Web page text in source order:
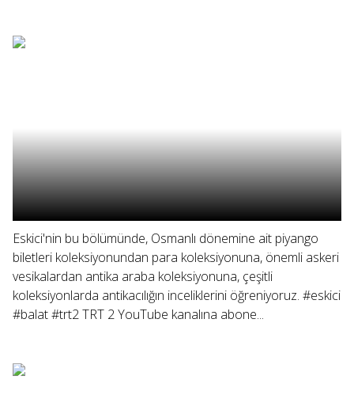
Eskici'nin bu bölümünde, Osmanlı dönemine ait piyango
biletleri koleksiyonundan para koleksiyonuna, önemli askeri
vesikalardan antika araba koleksiyonuna, çeşitli
koleksiyonlarda antikacılığın inceliklerini öğreniyoruz. #eskici
#balat #trt2 TRT 2 YouTube kanalına abone...